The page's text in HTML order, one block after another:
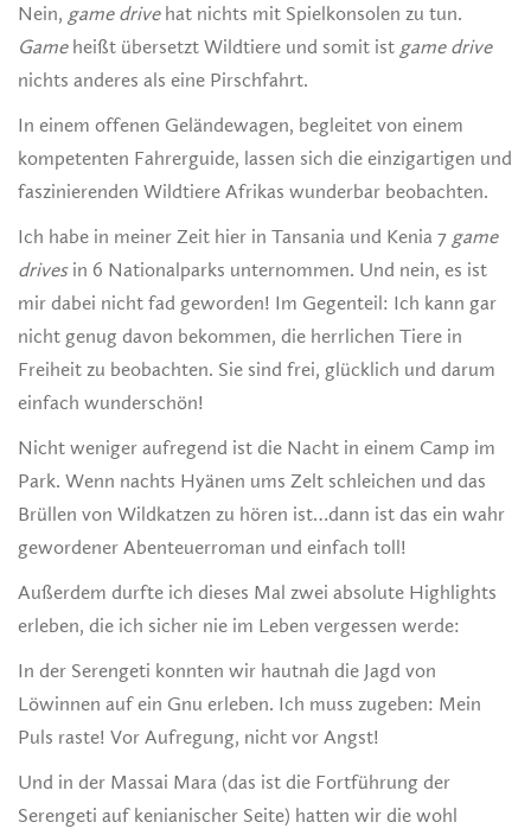
Nein, game drivehat nichts mit Spielkonsolen zu tun.
Gameheißt übersetzt Wildtiere und somit ist game drive
nichts anderes als eine Pirschfahrt.
In einem offenen Geländewagen, begleitet von einem
kompetenten Fahrerguide, lassen sich die einzigartigen und
faszinierenden Wildtiere Afrikas wunderbar beobachten.
Ich habe in meiner Zeit hier in Tansania und Kenia 7 game
drivesin 6 Nationalparks unternommen. Und nein, es ist
mir dabei nicht fad geworden! Im Gegenteil: Ich kann gar
nicht genug davon bekommen, die herrlichen Tiere in
Freiheit zu beobachten. Sie sind frei, glücklich und darum
einfach wunderschön!
Nicht weniger aufregend ist die Nacht in einem Camp im
Park. Wenn nachts Hyänen ums Zelt schleichen und das
Brüllen von Wildkatzen zu hören ist…dann ist das ein wahr
gewordener Abenteuerroman und einfach toll!
Außerdem durfte ich dieses Mal zwei absolute Highlights
erleben, die ich sicher nie im Leben vergessen werde:
In der Serengeti konnten wir hautnah die Jagd von
Löwinnen auf ein Gnu erleben. Ich muss zugeben: Mein
Puls raste! Vor Aufregung, nicht vor Angst!
Und in der Massai Mara (das ist die Fortführung der
Serengeti auf kenianischer Seite) hatten wir die wohl